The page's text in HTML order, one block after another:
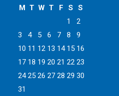
M T W T F S
S
1
2
3
4 5 6 7 8
9
10 11 12 13 14 15 16
17 18 19 20 21 22 23
24 25 26 27 28 29 30
31